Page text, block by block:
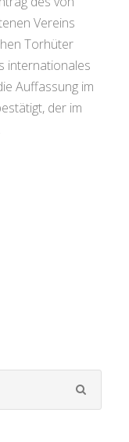
Vereins
Torhüter
internationales
Auffassung im
der im